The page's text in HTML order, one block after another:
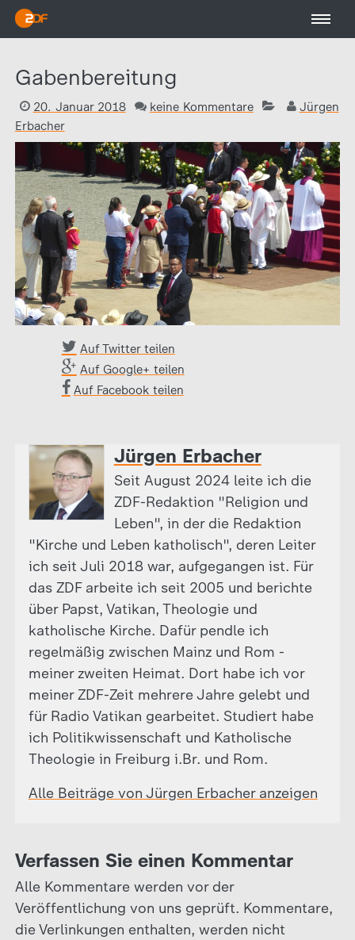
Gabenbereitung
20. Januar 2018 keine Kommentare
Jürgen
Erbacher
Auf Twitter teilen
Auf Google+ teilen
Auf Facebook teilen
Jürgen Erbacher
Seit August 2024 leite ich die
ZDF-Redaktion "Religion und
Leben", in der die Redaktion
"Kirche und Leben katholisch", deren Leiter
ich seit Juli 2018 war, aufgegangen ist. Für
das ZDF arbeite ich seit 2005 und berichte
über Papst, Vatikan, Theologie und
katholische Kirche. Dafür pendle ich
regelmäßig zwischen Mainz und Rom -
meiner zweiten Heimat. Dort habe ich vor
meiner ZDF-Zeit mehrere Jahre gelebt und
für Radio Vatikan gearbeitet. Studiert habe
ich Politikwissenschaft und Katholische
Theologie in Freiburg i.Br. und Rom.
Alle Beiträge von Jürgen Erbacher anzeigen
Verfassen Sie einen Kommentar
Alle Kommentare werden vor der
Veröffentlichung von uns geprüft. Kommentare,
die Verlinkungen enthalten, werden nicht